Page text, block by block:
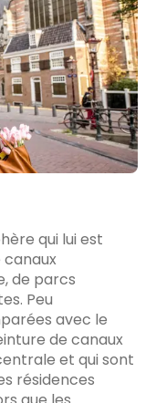
qui lui est
de parcs
Peu
avec le
de canaux
et qui sont
résidences